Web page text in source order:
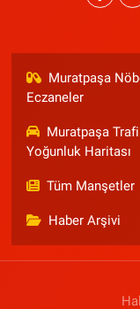
Muratpaşa
Eczaneler
Muratpaşa
Yoğunluk Haritası
Tüm Manşetler
Haber Arşivi